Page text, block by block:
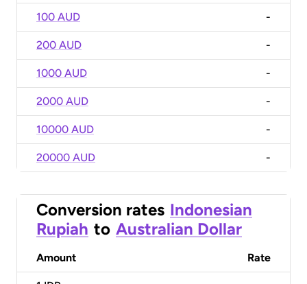
100 AUD -
200 AUD -
1000 AUD -
2000 AUD -
10000 AUD -
20000 AUD -
Conversion rates Indonesian
Rupiah to Australian Dollar
Amount Rate